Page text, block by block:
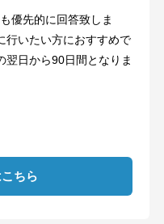
優先的に回答致しま
行いたい方におすすめで
日から90日間となりま
ちら